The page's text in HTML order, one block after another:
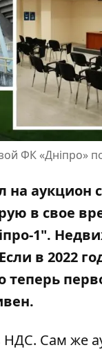
ФК «Дніпро»
на аукцион
в свое
1".
в 2022
теперь
НДС. Сам же